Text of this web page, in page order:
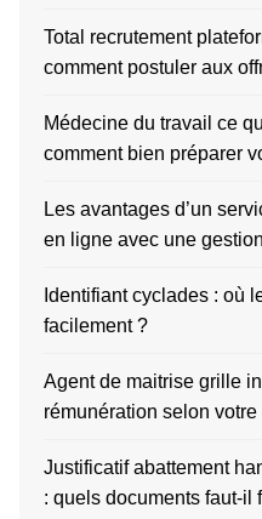
Total recrutement
comment postuler aux
Médecine du travail ce
comment bien préparer
Les avantages d’un
en ligne avec une
Identifiant cyclades : où
facilement ?
Agent de maitrise grille
rémunération selon
Justificatif abattement
: quels documents faut-il